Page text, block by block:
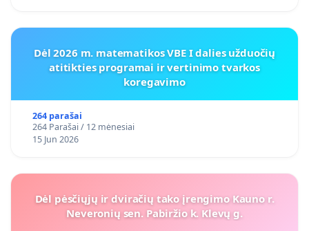
Dėl 2026 m. matematikos VBE I dalies užduočių
atitikties programai ir vertinimo tvarkos
koregavimo
264 parašai
264 Parašai / 12 mėnesiai
15 Jun 2026
Dėl pėsčiųjų ir dviračių tako įrengimo Kauno r.
Neveronių sen. Pabiržio k. Klevų g.